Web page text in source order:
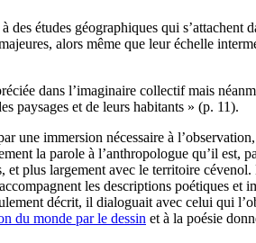
études géographiques qui
alors même que leur échelle
dans l’imaginaire collectif mais
paysages et de leurs habitants » (p. 11).
une immersion nécessaire à
la parole à l’anthropologue qu’il
et plus largement avec le territoire
les descriptions poétiques
décrit, il dialoguait avec celui qui
du monde par le dessin et à la poésie